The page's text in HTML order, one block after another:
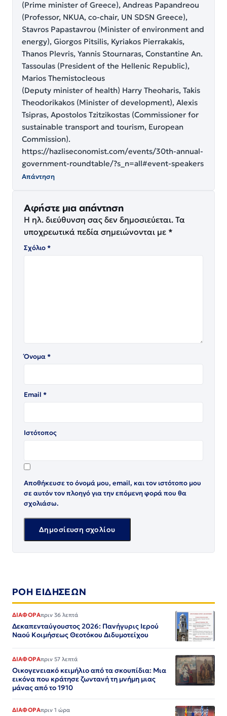
(Prime minister of Greece), Andreas Papandreou
(Professor, NKUA, co-chair, UN SDSN Greece),
Stavros Papastavrou (Minister of environment and
energy), Giorgos Pitsilis, Kyriakos Pierrakakis,
Thanos Plevris, Yannis Stournaras, Constantine An.
Tassoulas (President of the Hellenic Republic),
Marios Themistocleous
(Deputy minister of health) Harry Theoharis, Takis
Theodorikakos (Minister of development), Alexis
Tsipras, Apostolos Tzitzikostas (Commissioner for
sustainable transport and tourism, European
Commission).
https://hazliseconomist.com/events/30th-annual-
government-roundtable/?s_n=all#event-speakers
Απάντηση
Αφήστε μια απάντηση
Η ηλ. διεύθυνση σας δεν δημοσιεύεται. Τα
υποχρεωτικά πεδία σημειώνονται με *
Σχόλιο*
Όνομα*
Email *
Ιστότοπος
Αποθήκευσε το όνομά μου, email, και τον ιστότοπο μου
σε αυτόν τον πλοηγό για την επόμενη φορά που θα
σχολιάσω.
ΡΟΗ ΕΙΔΗΣΕΩΝ
ΔΙΑΦΟΡΑπριν 36 λεπτά
Δεκαπενταύγουστος 2026: Πανήγυρις Ιερού
Ναού Κοιμήσεως Θεοτόκου Διδυμοτείχου
ΔΙΑΦΟΡΑπριν 57 λεπτά
Οικογενειακό κειμήλιο από τα σκουπίδια: Μια
εικόνα που κράτησε ζωντανή τη μνήμη μιας
μάνας από το 1910
ΔΙΑΦΟΡΑπριν 1 ώρα